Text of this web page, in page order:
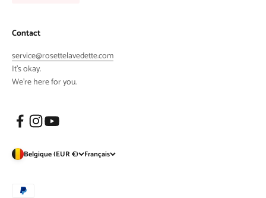
Contact
service@rosettelavedette.com
It's okay.
We're here for you.
Belgique (EUR €) Français